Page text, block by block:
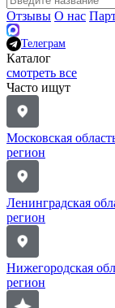
Отзывы О нас
Телеграм
Каталог
смотреть все
Часто ищут
Московская
регион
Ленинградская
регион
Нижегородская
регион